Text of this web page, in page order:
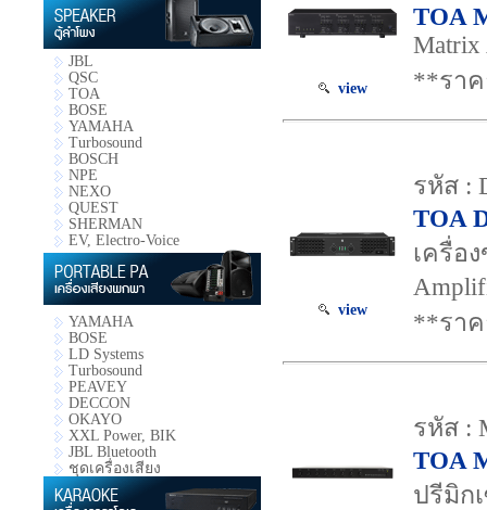
JBL
QSC
TOA
BOSE
YAMAHA
Turbosound
BOSCH
NPE
NEXO
QUEST
SHERMAN
EV, Electro-Voice
YAMAHA
BOSE
LD Systems
Turbosound
PEAVEY
DECCON
OKAYO
XXL Power, BIK
JBL Bluetooth
ชุดเครื่องเสียง
view
TOA
**รา
view
รหัส :
TOA
เครื่อ
**รา
รหัส :
TOA
ปรีมิก